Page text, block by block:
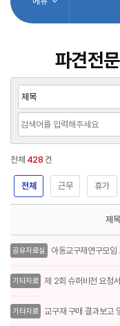
파견전
전체 428 건
전체 근무 휴가
제목
공유자료실 아동교구재연구모
기타자료 제 2회 슈퍼비전 요청
기타자료 교구재 구매 결과보고